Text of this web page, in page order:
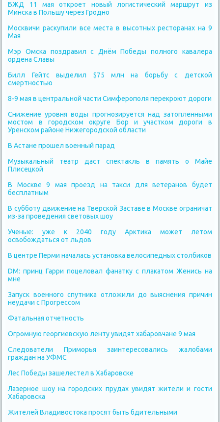
БЖД 11 мая откроет новый логистический маршрут из
Минска в Польшу через Гродно
Москвичи раскупили все места в высотных ресторанах на 9
Мая
Мэр Омска поздравил с Днём Победы полного кавалера
ордена Славы
Билл Гейтс выделил $75 млн на борьбу с детской
смертностью
8-9 мая в центральной части Симферополя перекроют дороги
Снижение уровня воды прогнозируется над затопленными
мостом в городском округе Бор и участком дороги в
Уренском районе Нижегородской области
В Астане прошел военный парад
Музыкальный театр даст спектакль в память о Майе
Плисецкой
В Москве 9 мая проезд на такси для ветеранов будет
бесплатным
В субботу движение на Тверской Заставе в Москве ограничат
из-за проведения световых шоу
Ученые: уже к 2040 году Арктика может летом
освобождаться от льдов
В центре Перми началась установка велосипедных столбиков
DM: принц Гарри поцеловал фанатку с плакатом Женись на
мне
Запуск военного спутника отложили до выяснения причин
неудачи с Прогрессом
Фатальная отчетность
Огромную георгиевскую ленту увидят хабаровчане 9 мая
Следователи Приморья заинтересовались жалобами
граждан на УФМС
Лес Победы зашелестел в Хабаровске
Лазерное шоу на городских прудах увидят жители и гости
Хабаровска
Жителей Владивостока просят быть бдительными